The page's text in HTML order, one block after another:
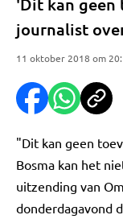
journalist
11 oktober 2018 om
"Dit kan geen
Bosma kan het
uitzending van
donderdagavond